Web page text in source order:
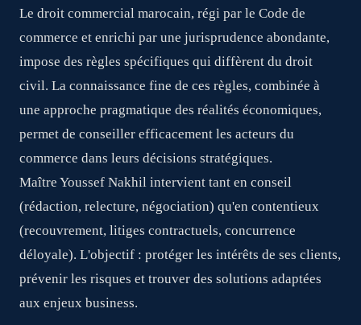
Le droit commercial marocain, régi par le Code de
commerce et enrichi par une jurisprudence abondante,
impose des règles spécifiques qui diffèrent du droit
civil. La connaissance fine de ces règles, combinée à
une approche pragmatique des réalités économiques,
permet de conseiller efficacement les acteurs du
commerce dans leurs décisions stratégiques.
Maître Youssef Nakhil intervient tant en conseil
(rédaction, relecture, négociation) qu'en contentieux
(recouvrement, litiges contractuels, concurrence
déloyale). L'objectif : protéger les intérêts de ses clients,
prévenir les risques et trouver des solutions adaptées
aux enjeux business.